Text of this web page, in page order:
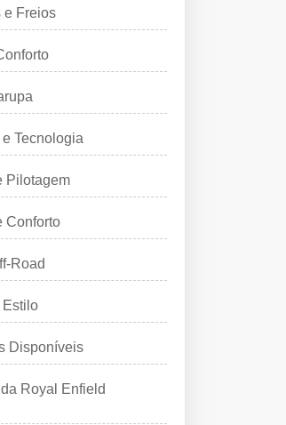
e Freios
Tecnologia
Pilotagem
Conforto
Road
Estilo
Disponíveis
Royal Enfield